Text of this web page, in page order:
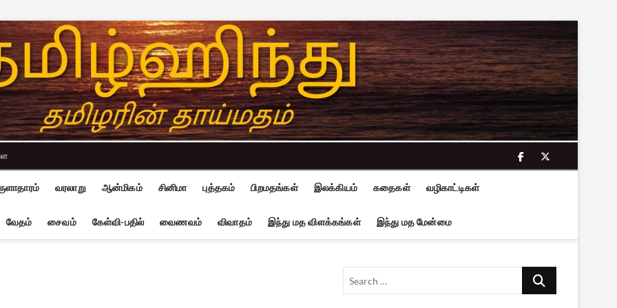
facebook
twitter
வரலாறு ஆன்மிகம் சினிமா புத்தகம் பிறமதங்கள் இலக்கியம் கதைகள் வழிகாட்டிகள்
வேதம் சைவம் கேள்வி-பதில் வைணவம் விவாதம் இந்து மத விளக்கங்கள் இந்து மத மேன்மை
Search